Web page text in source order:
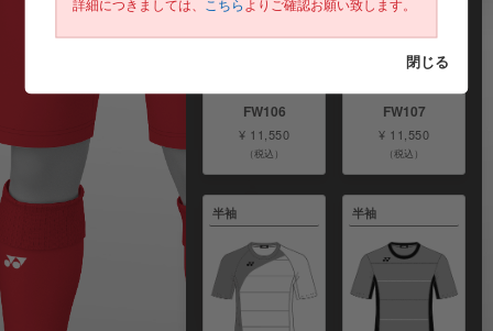
FW106
¥ 11,550
（税込）
FW107
¥ 11,550
（税込）
半袖 半袖
詳細につきましては、
こちら よりご確認お願い致します。
閉じる